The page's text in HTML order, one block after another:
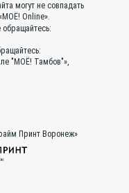
могут не совпадать
Online».
"МОЁ! Тамбов"»,
Принт Воронеж»